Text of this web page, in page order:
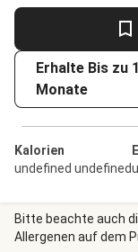
Erhalte Bis zu
Monate
Kalorien
undefined undefined
Bitte beachte auch
Allergenen auf dem